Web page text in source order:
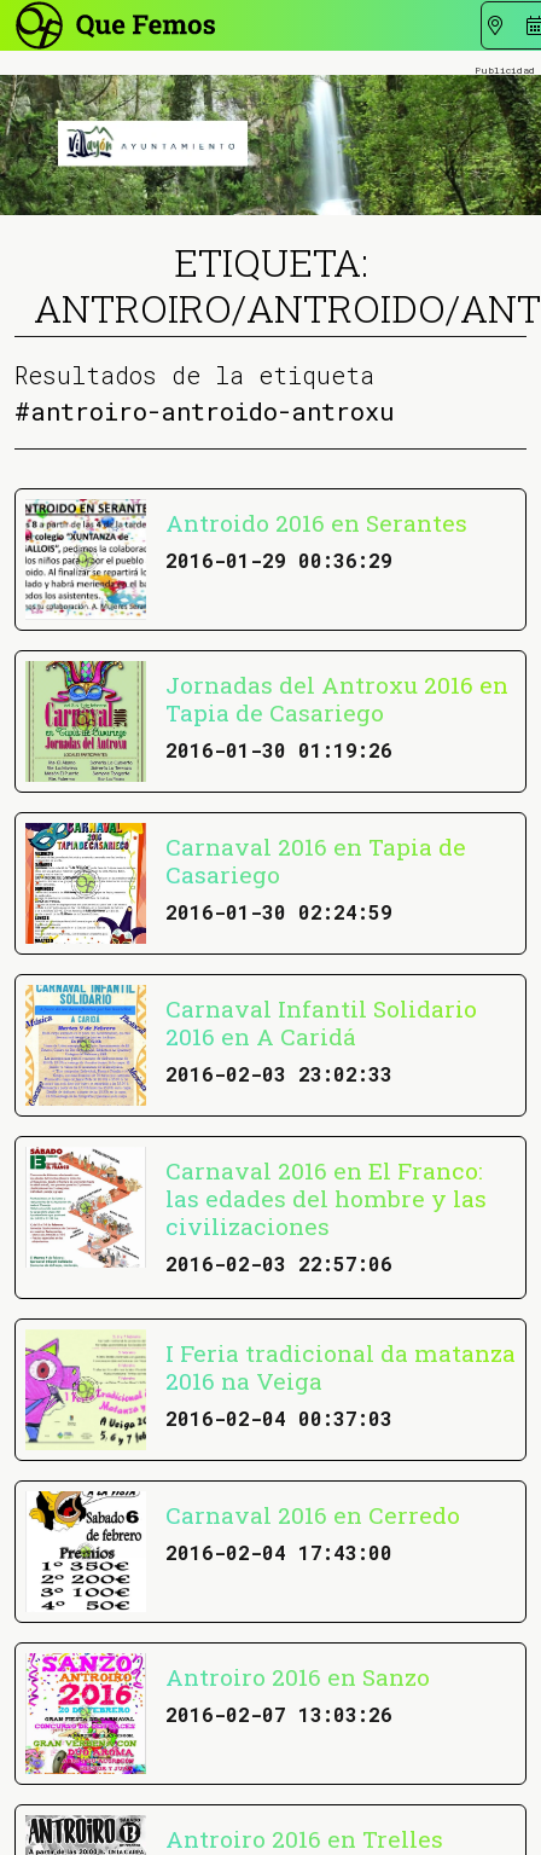
ETIQUETA:
ANTROIRO/ANTROIDO/
Resultados de la etiqueta
#antroiro-antroido-antroxu
Antroido 2016 en Serantes
2016-01-29 00:36:29
Jornadas del Antroxu 2016 en
Tapia de Casariego
2016-01-30 01:19:26
Carnaval 2016 en Tapia de
Casariego
2016-01-30 02:24:59
Carnaval Infantil Solidario
2016 en A Caridá
2016-02-03 23:02:33
Carnaval 2016 en El Franco:
las edades del hombre y las
civilizaciones
2016-02-03 22:57:06
I Feria tradicional da matanza
2016 na Veiga
2016-02-04 00:37:03
Carnaval 2016 en Cerredo
2016-02-04 17:43:00
Antroiro 2016 en Sanzo
2016-02-07 13:03:26
Antroiro 2016 en Trelles